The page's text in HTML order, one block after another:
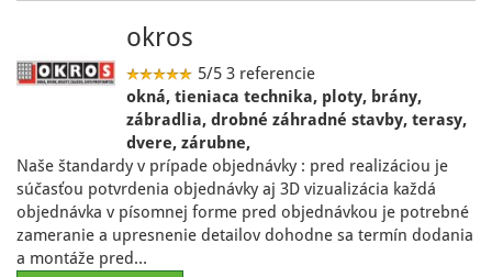
okros
5/5 3 referencie
okná, tieniaca technika, ploty, brány,
zábradlia, drobné záhradné stavby, terasy,
dvere, zárubne,
Naše štandardy v prípade objednávky : pred realizáciou je
súčasťou potvrdenia objednávky aj 3D vizualizácia každá
objednávka v písomnej forme pred objednávkou je potrebné
zameranie a upresnenie detailov dohodne sa termín dodania
a montáže pred…